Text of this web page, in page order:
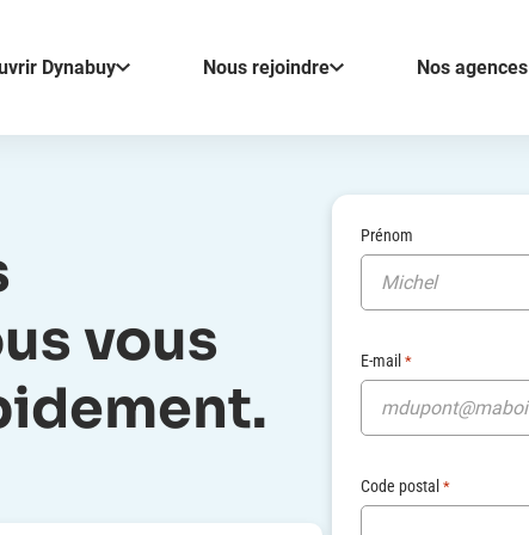
Dynabuy Nous rejoindre Nos agences
vous
Prénom
E-mail *
Code postal *